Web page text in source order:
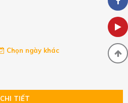
Chọn ngày khác
CHI TIẾT